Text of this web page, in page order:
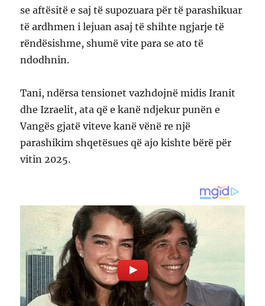
se aftësitë e saj të supozuara për të parashikuar
të ardhmen i lejuan asaj të shihte ngjarje të
rëndësishme, shumë vite para se ato të
ndodhnin.
Tani, ndërsa tensionet vazhdojnë midis Iranit
dhe Izraelit, ata që e kanë ndjekur punën e
Vangës gjatë viteve kanë vënë re një
parashikim shqetësues që ajo kishte bërë për
vitin 2025.